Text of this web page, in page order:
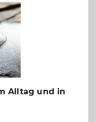
Alltag und in